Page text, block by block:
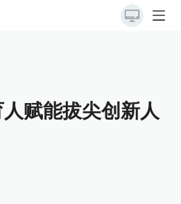
赋能拔尖创新人